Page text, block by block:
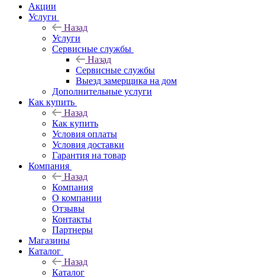
Акции
Услуги
Назад
Услуги
Сервисные службы
Назад
Сервисные службы
Выезд замерщика на дом
Дополнительные услуги
Как купить
Назад
Как купить
Условия оплаты
Условия доставки
Гарантия на товар
Компания
Назад
Компания
О компании
Отзывы
Контакты
Партнеры
Магазины
Каталог
Назад
Каталог